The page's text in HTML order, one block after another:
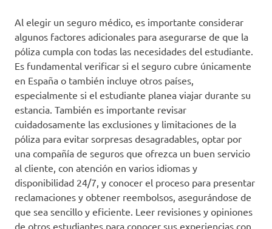
Al elegir un seguro médico, es importante considerar
algunos factores adicionales para asegurarse de que la
póliza cumpla con todas las necesidades del estudiante.
Es fundamental verificar si el seguro cubre únicamente
en España o también incluye otros países,
especialmente si el estudiante planea viajar durante su
estancia. También es importante revisar
cuidadosamente las exclusiones y limitaciones de la
póliza para evitar sorpresas desagradables, optar por
una compañía de seguros que ofrezca un buen servicio
al cliente, con atención en varios idiomas y
disponibilidad 24/7, y conocer el proceso para presentar
reclamaciones y obtener reembolsos, asegurándose de
que sea sencillo y eficiente. Leer revisiones y opiniones
de otros estudiantes para conocer sus experiencias con